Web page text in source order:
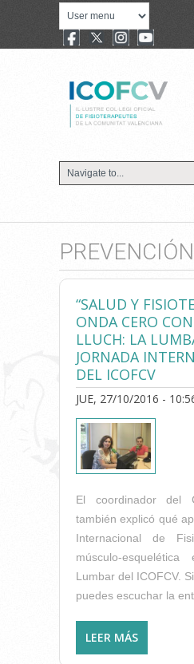
PREVENCIÓN
“SALUD Y
ONDA CERO
LLUCH: LA
JORNADA
DEL ICOFCV
JUE, 27/10/2016 -
El coordinador del
también explicó qué
Internacional de
músculo-
Lumbar del ICOFCV.
puedes escuchar la
LEER MÁS